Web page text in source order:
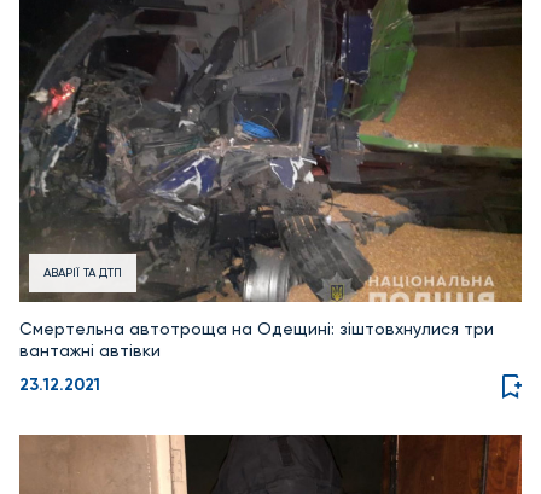
АВАРІЇ ТА ДТП
Смертельна автотроща на Одещині: зіштовхнулися три
вантажні автівки
23.12.2021